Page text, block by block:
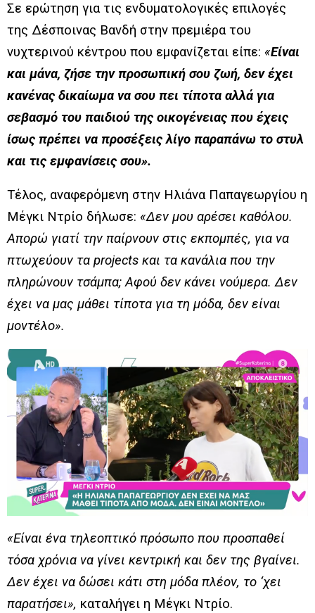
Σε ερώτηση για τις ενδυματολογικές επιλογές
της Δέσποινας Βανδή στην πρεμιέρα του
νυχτερινού κέντρου που εμφανίζεται είπε: «Είναι
και μάνα, ζήσε την προσωπική σου ζωή, δεν έχει
κανένας δικαίωμα να σου πει τίποτα αλλά για
σεβασμό του παιδιού της οικογένειας που έχεις
ίσως πρέπει να προσέξεις λίγο παραπάνω το στυλ
και τις εμφανίσεις σου».
Τέλος, αναφερόμενη στην Ηλιάνα Παπαγεωργίου η
Μέγκι Ντρίο δήλωσε: «Δεν μου αρέσει καθόλου.
Απορώ γιατί την παίρνουν στις εκπομπές, για να
πτωχεύουν τα projects και τα κανάλια που την
πληρώνουν τσάμπα; Αφού δεν κάνει νούμερα. Δεν
έχει να μας μάθει τίποτα για τη μόδα, δεν είναι
μοντέλο».
«Είναι ένα τηλεοπτικό πρόσωπο που προσπαθεί
τόσα χρόνια να γίνει κεντρική και δεν της βγαίνει.
Δεν έχει να δώσει κάτι στη μόδα πλέον, το ‘χει
παρατήσει», καταλήγει η Μέγκι Ντρίο.